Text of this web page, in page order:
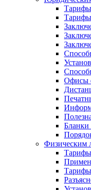
Тарифы
Офисы
Бланки
Физическим
Тарифы
Тарифы